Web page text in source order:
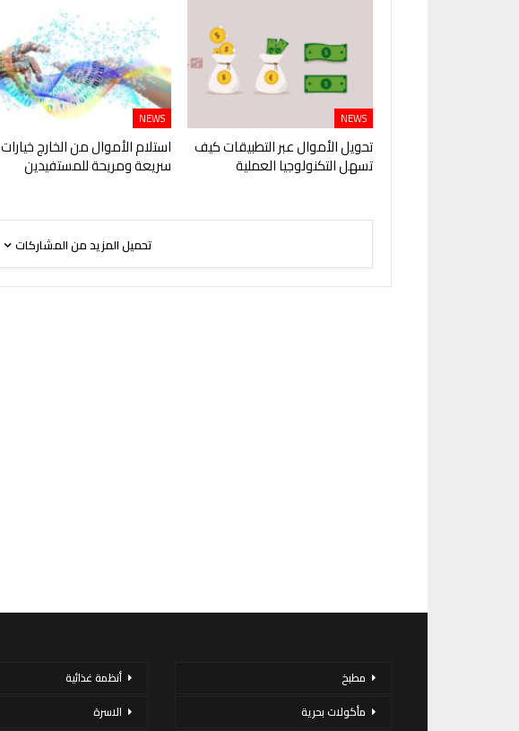
NEWS
تحويل الأموال عبر التطبيقات كيف
تسهل التكنولوجيا العملية
NEWS
استلام الأموال من الخارج خيارات
سريعة ومريحة للمستفيدين
تحميل المزيد من المشاركات
مطبخ
مأكولات بحرية
أنظمة غذائية
الاسرة